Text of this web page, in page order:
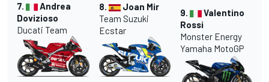
7.
Andrea
Dovizioso
Ducati Team
8.
Joan Mir
Team Suzuki
Ecstar
9.
Valentino
Rossi
Monster Energy
Yamaha MotoGP